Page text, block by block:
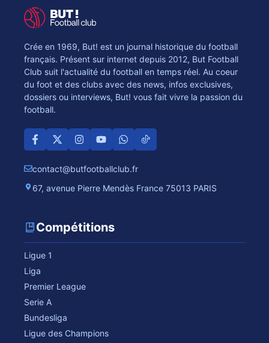
Crée en 1969, But! est un journal historique du football
français. Présent sur internet depuis 2012, But Football
Club suit l'actualité du football en temps réel. Au coeur
du foot et des clubs avec des news, infos exclusives,
dossiers ou interviews, But! vous fait vivre la passion du
football.
contact@butfootballclub.fr
67, avenue Pierre Mendès France 75013 PARIS
Compétitions
Ligue 1
Liga
Premier League
Serie A
Bundesliga
Ligue des Champions